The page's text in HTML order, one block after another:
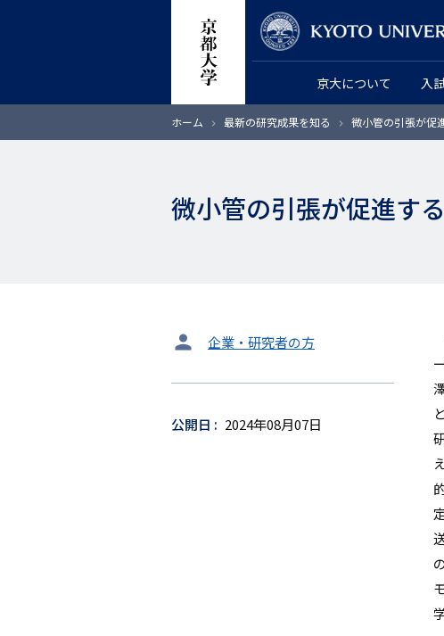
ン
京大について 入
ホーム 最新の研究成果を知る 微小管の引張が促
微小管の引張が促進す
タ
ッ
企業・研究者の方
公開日 2024年08月07日